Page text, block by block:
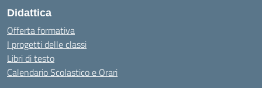
Didattica
Offerta formativa
I progetti delle classi
Libri di testo
Calendario Scolastico e Orari